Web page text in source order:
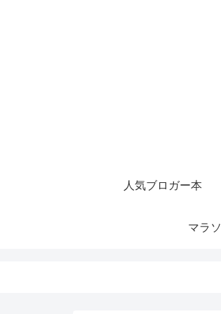
人気ブロガー本
マラ